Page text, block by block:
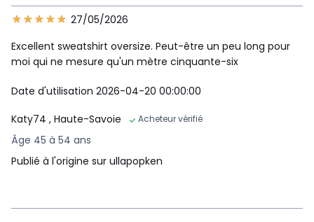
27/05/2026
Excellent sweatshirt oversize. Peut-être un peu long pour
moi qui ne mesure qu'un mètre cinquante-six
Date d'utilisation 2026-04-20 00:00:00
Katy74 , Haute-Savoie Acheteur vérifié
Âge 45 à 54 ans
Publié à l'origine sur ullapopken